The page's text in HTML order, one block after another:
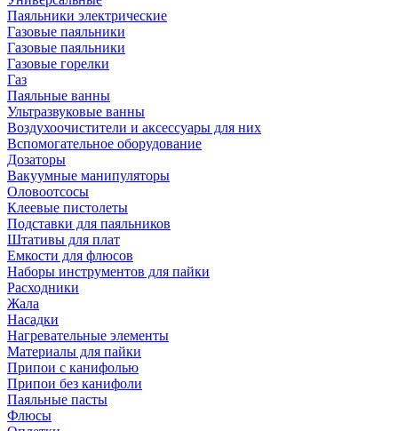
Паяльники электрические
Газовые паяльники
Газовые паяльники
Газовые горелки
Газ
Паяльные ванны
Ультразвуковые ванны
Воздухоочистители и аксессуары для них
Вспомогательное оборудование
Дозаторы
Вакуумные манипуляторы
Оловоотсосы
Клеевые пистолеты
Подставки для паяльников
Штативы для плат
Емкости для флюсов
Наборы инструментов для пайки
Расходники
Жала
Насадки
Нагревательные элементы
Материалы для пайки
Припои с канифолью
Припои без канифоли
Паяльные пасты
Флюсы